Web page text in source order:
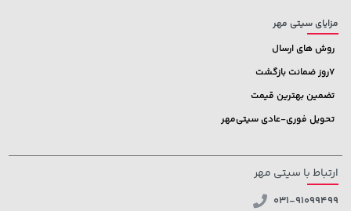
مزایای سیتی مهر
روش های ارسال
7روز ضمانت بازگشت
تضمین بهترین قیمت
تحویل فوری-عادی سیتی‌مهر
ارتباط با سیتی مهر
031-91099499